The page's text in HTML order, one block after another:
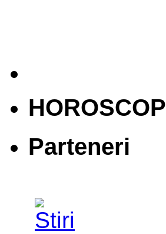
HOROSCOP
Parteneri